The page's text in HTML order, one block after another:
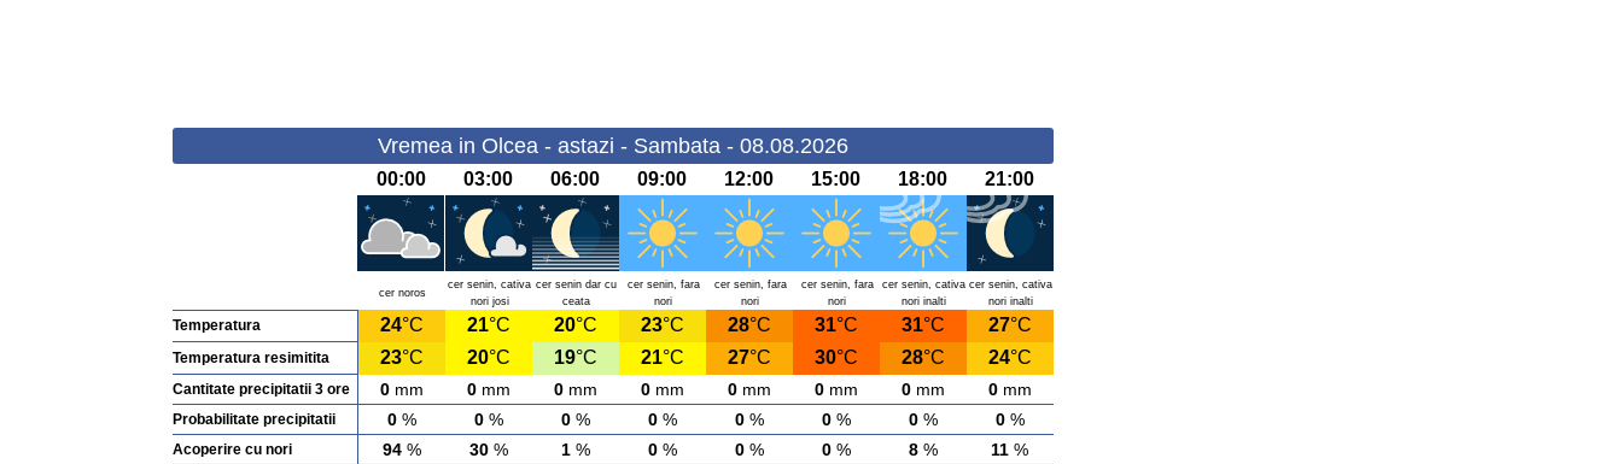
Vremea in Olcea - astazi - Sambata - 08.08.2026
00:00 03:00 06:00 09:00 12:00 15:00 18:00 21:00
cer noros
cer senin, cativa
nori josi
cer senin dar cu
ceata
cer senin, fara
nori
cer senin, fara
nori
cer senin, fara
nori
cer senin, cativa
nori inalti
cer senin, cativa
nori inalti
Temperatura 24°C 21°C 20°C 23°C 28°C 31°C 31°C 27°C
Temperatura resimitita 23°C 20°C 19°C 21°C 27°C 30°C 28°C 24°C
Cantitate precipitatii 3 ore 0mm 0mm 0mm 0mm 0mm 0mm 0mm 0mm
Probabilitate precipitatii 0% 0% 0% 0% 0% 0% 0% 0%
Acoperire cu nori 94% 30% 1% 0% 0% 0% 8% 11 %